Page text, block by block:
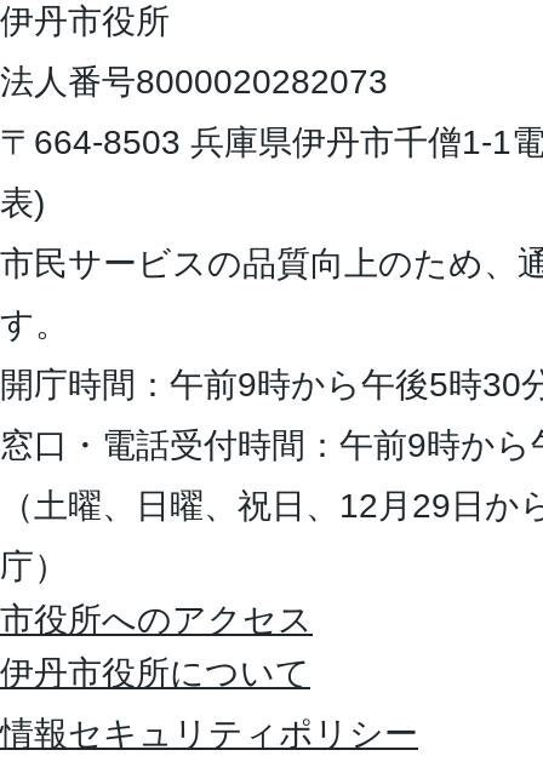
伊丹市役所
法人番号8000020282073
〒664-8503 兵庫県伊丹市千僧1-1
表)
市民サービスの品質向上のため、
す。
開庁時間：午前9時から午後5時30
窓口・電話受付時間：午前9時か
（土曜、日曜、祝日、12月29日
庁）
市役所へのアクセス
伊丹市役所について
情報セキュリティポリシー